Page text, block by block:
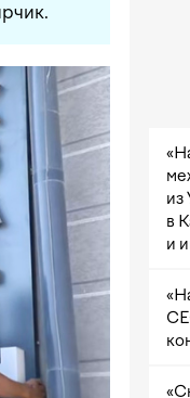
из
в
и